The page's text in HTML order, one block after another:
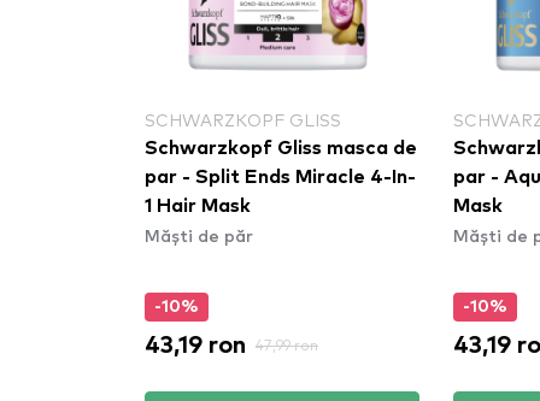
SCHWARZKOPF GLISS
Schwarzkopf Gliss masca de
par - Split Ends Miracle 4-In-
1 Hair Mask
Măști de păr
-10%
43,19 ron 47,99 ron
par -
Mask
Măști de
-10%
43,19